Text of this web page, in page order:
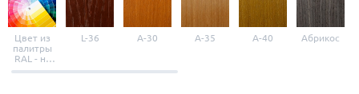
Цвет из
палитры
RAL - на
выбор
L-36 A-30 A-35 A-40 Абрикос